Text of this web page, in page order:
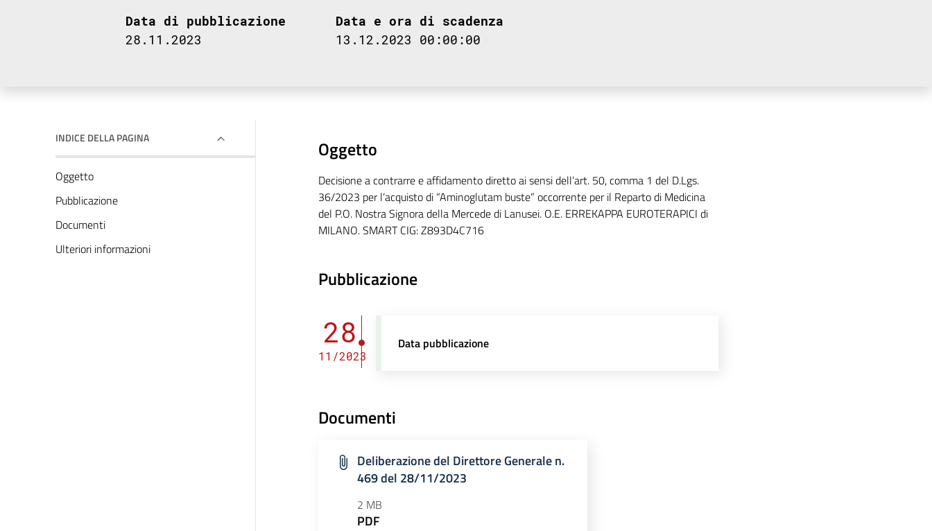
Data di pubblicazione
28.11.2023
Data e ora di scadenza
13.12.2023 00:00:00
INDICE DELLA PAGINA
Oggetto
Pubblicazione
Documenti
Ulteriori informazioni
Oggetto
Decisione a contrarre e affidamento diretto ai sensi dell’art. 50, comma 1 del D.Lgs.
36/2023 per l’acquisto di “Aminoglutam buste” occorrente per il Reparto di Medicina
del P.O. Nostra Signora della Mercede di Lanusei. O.E. ERREKAPPA EUROTERAPICI di
MILANO. SMART CIG: Z893D4C716
Pubblicazione
28
11/2023
Data pubblicazione
Documenti
Deliberazione del Direttore Generale n.
469 del 28/11/2023
2 MB
PDF